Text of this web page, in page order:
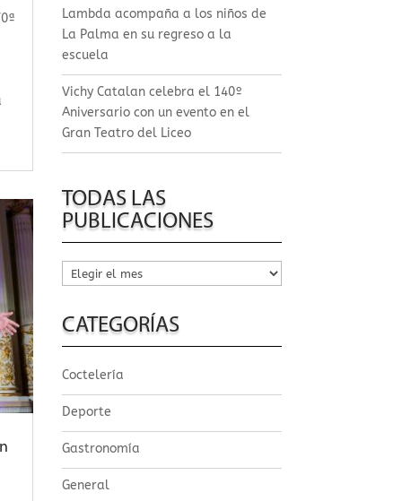
Lambda acompaña a los niños de
La Palma en su regreso a la
escuela
Vichy Catalan celebra el 140º
Aniversario con un evento en el
Gran Teatro del Liceo
TODAS LAS
PUBLICACIONES
Todas
las
CATEGORÍAS
Coctelería
Deporte
Gastronomía
General